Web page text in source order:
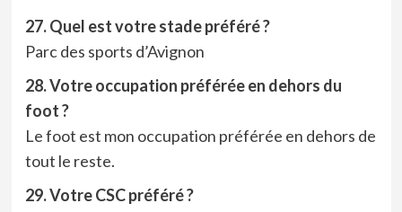
27. Quel est votre stade préféré ?
Parc des sports d’Avignon
28. Votre occupation préférée en dehors du
foot ?
Le foot est mon occupation préférée en dehors de
tout le reste.
29. Votre CSC préféré ?